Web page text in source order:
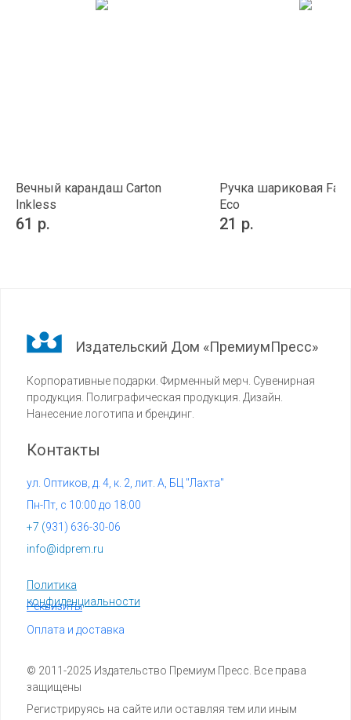
Вечный карандаш Carton
Inkless
61 р.
Ручка шариковая
Eco
21 р.
© 2011-2025 Издательство Премиум Пресс. Все права
защищены
Издательский Дом «ПремиумПресс»
Корпоративные подарки. Фирменный мерч. Сувенирная
продукция. Полиграфическая продукция. Дизайн.
Нанесение логотипа и брендинг.
Регистрируясь на сайте или оставляя тем или иным
info@idprem.ru
Контакты
Политика
конфиденциальности
+7 (931) 636-30-06
Реквизиты
ул. Оптиков, д. 4, к. 2, лит. А, БЦ "Лахта"
Оплата и доставка
Пн-Пт, с 10:00 до 18:00